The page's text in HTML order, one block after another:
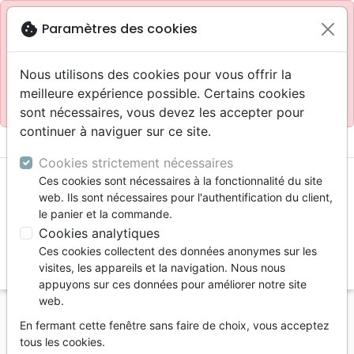
blockSite réservé aux professionnels
Accès pour les professionnels : Se connecter
Site pour le grand public : La Maison de la Bible
menu
Vous ne pouvez pas créer de nouvelle commande
depuis votre pays (United States).
cookie Paramètres des cookies
Nous utilisons des cookies pour vous offrir la
meilleure expérience possible. Certains cookies
sont nécessaires, vous devez les accepter pour
continuer à naviguer sur ce site.
Cookies strictement nécessaires
Ces cookies sont nécessaires à la fonctionnalité du site
web. Ils sont nécessaires pour l'authentification du client,
le panier et la commande.
Cookies analytiques
Ces cookies collectent des données anonymes sur les
visites, les appareils et la navigation. Nous nous
appuyons sur ces données pour améliorer notre site
web.
En fermant cette fenêtre sans faire de choix, vous acceptez
tous les cookies.